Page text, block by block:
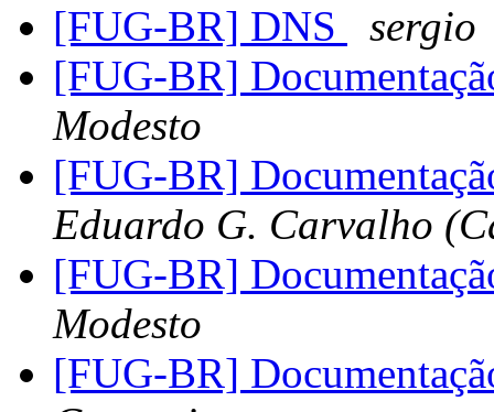
[FUG-BR] DNS
sergio
[FUG-BR]
Modesto
[FUG-BR]
Eduardo G. Carvalho
[FUG-BR]
Modesto
[FUG-BR]